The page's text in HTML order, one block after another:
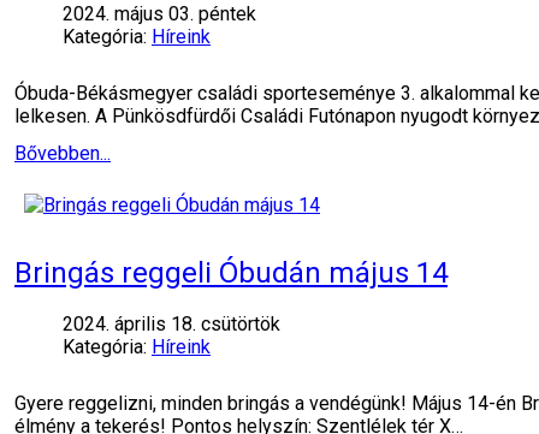
2024. május 03. péntek
Kategória: Híreink
Óbuda-Békásmegyer családi sporteseménye 3. alkalommal
lelkesen. A Pünkösdfürdői Családi Futónapon nyugodt
Bővebben...
Bringás reggeli Óbudán május 14
2024. április 18. csütörtök
Kategória: Híreink
Gyere reggelizni, minden bringás a vendégünk! Május 14-én
élmény a tekerés!️ Pontos helyszín: Szentlélek tér X…